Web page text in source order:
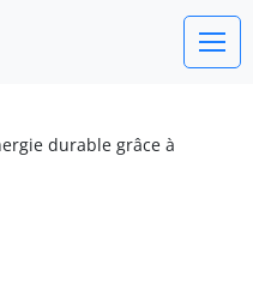
durable grâce à